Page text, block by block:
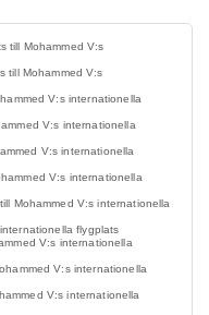
till Mohammed V:s
till Mohammed V:s
V:s internationella
V:s internationella
V:s internationella
V:s internationella
Mohammed V:s internationella
flygplats
V:s internationella
V:s internationella
V:s internationella